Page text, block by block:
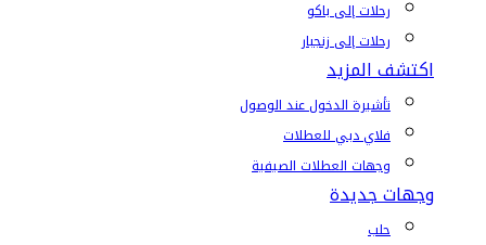
رحلات إلى باكو
رحلات إلى زنجبار
اكتشف المزيد
تأشيرة الدخول عند الوصول
فلاي دبي للعطلات
وجهات العطلات الصيفية
وجهات جديدة
حلب